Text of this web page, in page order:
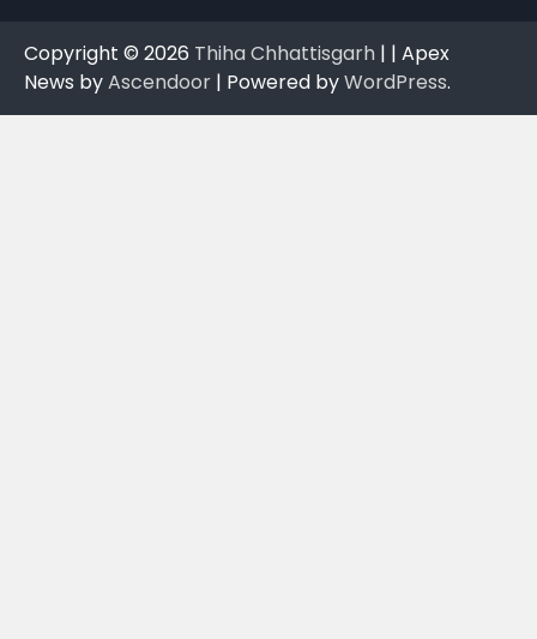
Copyright © 2026 Thiha Chhattisgarh | | Apex
News byAscendoor | Powered byWordPress.